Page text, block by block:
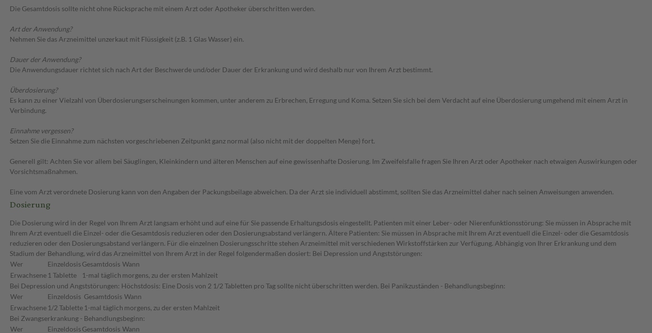
Die Gesamtdosis sollte nicht ohne Rücksprache mit einem Arzt oder Apotheker überschritten werden.
Art der Anwendung?
Nehmen Sie das Arzneimittel unzerkaut mit Flüssigkeit (z.B. 1 Glas Wasser) ein.
Dauer der Anwendung?
Die Anwendungsdauer richtet sich nach Art der Beschwerde und/oder Dauer der Erkrankung und wird deshalb nur von Ihrem Arzt bestimmt.
Überdosierung?
Es kann zu einer Vielzahl von Überdosierungserscheinungen kommen, unter anderem zu Erbrechen, Erregung und Koma. Setzen Sie sich bei dem Verdacht auf eine Überdosierung umgehend mit einem Arzt in
Verbindung.
Einnahme vergessen?
Setzen Sie die Einnahme zum nächsten vorgeschriebenen Zeitpunkt ganz normal (also nicht mit der doppelten Menge) fort.
Generell gilt: Achten Sie vor allem bei Säuglingen, Kleinkindern und älteren Menschen auf eine gewissenhafte Dosierung. Im Zweifelsfalle fragen Sie Ihren Arzt oder Apotheker nach etwaigen Auswirkungen oder
Vorsichtsmaßnahmen.
Eine vom Arzt verordnete Dosierung kann von den Angaben der Packungsbeilage abweichen. Da der Arzt sie individuell abstimmt, sollten Sie das Arzneimittel daher nach seinen Anweisungen anwenden.
Dosierung
Die Dosierung wird in der Regel von Ihrem Arzt langsam erhöht und auf eine für Sie passende Erhaltungsdosis eingestellt. Patienten mit einer Leber- oder Nierenfunktionsstörung: Sie müssen in Absprache mit
Ihrem Arzt eventuell die Einzel- oder die Gesamtdosis reduzieren oder den Dosierungsabstand verlängern. Ältere Patienten: Sie müssen in Absprache mit Ihrem Arzt eventuell die Einzel- oder die Gesamtdosis
reduzieren oder den Dosierungsabstand verlängern. Für die einzelnen Dosierungsschritte stehen Arzneimittel mit verschiedenen Wirkstoffstärken zur Verfügung. Abhängig von Ihrer Erkrankung und dem
Stadium der Behandlung, wird das Arzneimittel von Ihrem Arzt in der Regel folgendermaßen dosiert: Bei Depression und Angststörungen:
Wer
Einzeldosis Gesamtdosis Wann
Erwachsene 1 Tablette 1-mal täglich morgens, zu der ersten Mahlzeit
Bei Depression und Angststörungen: Höchstdosis: Eine Dosis von 2 1/2 Tabletten pro Tag sollte nicht überschritten werden. Bei Panikzuständen - Behandlungsbeginn:
Wer
Einzeldosis Gesamtdosis Wann
Erwachsene 1/2 Tablette 1-mal täglich morgens, zu der ersten Mahlzeit
Bei Zwangserkrankung - Behandlungsbeginn:
Wer
Einzeldosis Gesamtdosis Wann